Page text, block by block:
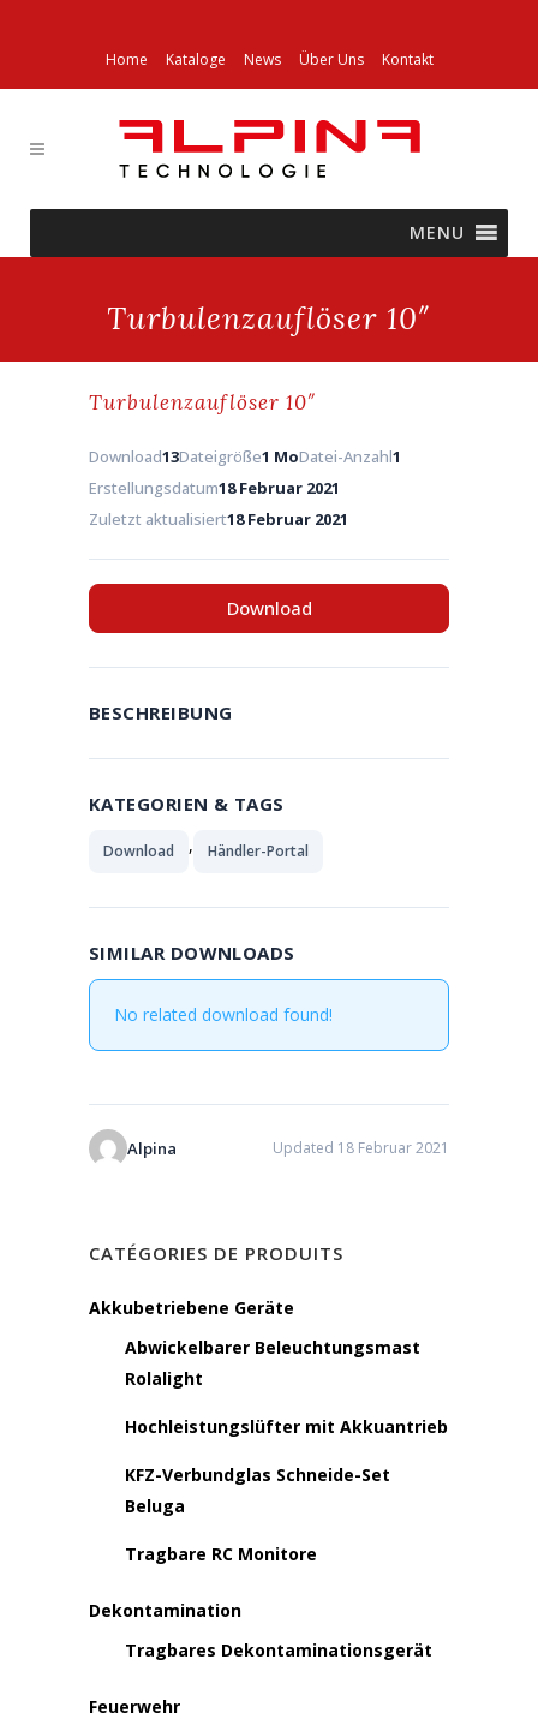
Home Kataloge News Über Uns Kontakt
MENU
Turbulenzauflöser 10″
Turbulenzauflöser 10″
Download13Dateigröße1 MoDatei-Anzahl1
Erstellungsdatum18 Februar 2021
Zuletzt aktualisiert18 Februar 2021
Download
BESCHREIBUNG
KATEGORIEN & TAGS
Download , Händler-Portal
SIMILAR DOWNLOADS
No related download found!
Alpina Updated 18 Februar 2021
CATÉGORIES DE PRODUITS
Akkubetriebene Geräte
Abwickelbarer Beleuchtungsmast
Rolalight
Hochleistungslüfter mit Akkuantrieb
KFZ-Verbundglas Schneide-Set
Beluga
Tragbare RC Monitore
Dekontamination
Tragbares Dekontaminationsgerät
Feuerwehr